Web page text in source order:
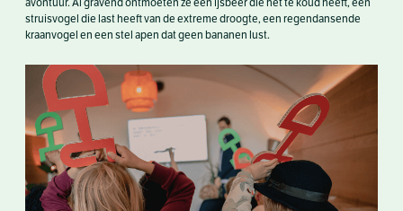
avontuur. Al gravend ontmoeten ze een ijsbeer die het te koud heeft, een
struisvogel die last heeft van de extreme droogte, een regendansende
kraanvogel en een stel apen dat geen bananen lust.